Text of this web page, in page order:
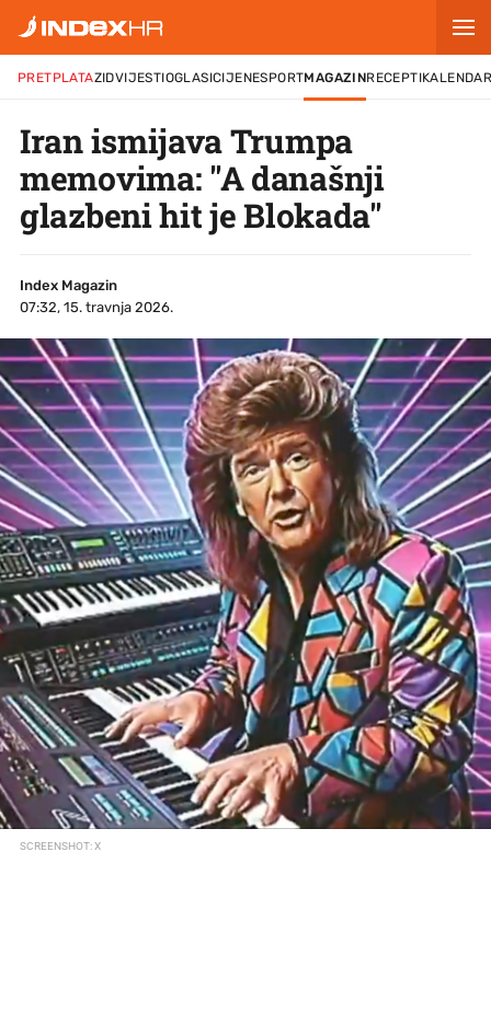
PRETPLATAZIDVIJESTIOGLASICIJENESPORTMAGAZINRECEPTI
Iran ismijava Trumpa
memovima: "A današnji
glazbeni hit je Blokada"
Index Magazin
07:32, 15. travnja 2026.
SCREENSHOT: X